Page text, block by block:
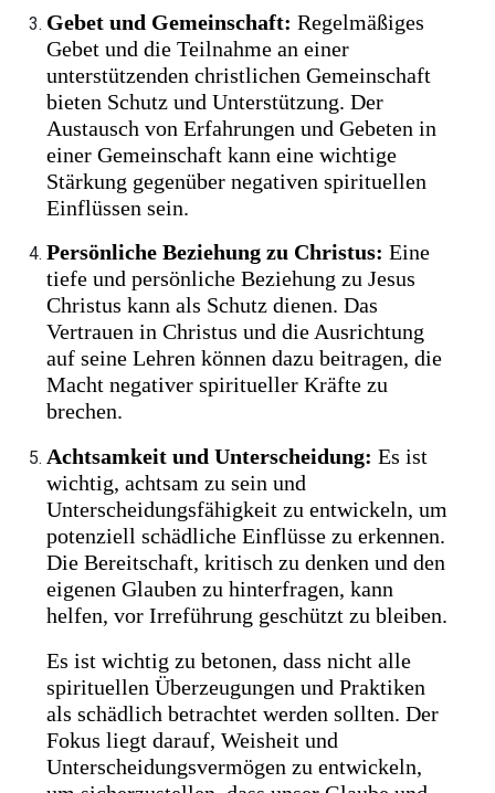
Gebet und Gemeinschaft: Regelmäßiges
Gebet und die Teilnahme an einer
unterstützenden christlichen Gemeinschaft
bieten Schutz und Unterstützung. Der
Austausch von Erfahrungen und Gebeten in
einer Gemeinschaft kann eine wichtige
Stärkung gegenüber negativen spirituellen
Einflüssen sein.
Persönliche Beziehung zu Christus: Eine
tiefe und persönliche Beziehung zu Jesus
Christus kann als Schutz dienen. Das
Vertrauen in Christus und die Ausrichtung
auf seine Lehren können dazu beitragen, die
Macht negativer spiritueller Kräfte zu
brechen.
Achtsamkeit und Unterscheidung: Es ist
wichtig, achtsam zu sein und
Unterscheidungsfähigkeit zu entwickeln, um
potenziell schädliche Einflüsse zu erkennen.
Die Bereitschaft, kritisch zu denken und den
eigenen Glauben zu hinterfragen, kann
helfen, vor Irreführung geschützt zu bleiben.
Es ist wichtig zu betonen, dass nicht alle
spirituellen Überzeugungen und Praktiken
als schädlich betrachtet werden sollten. Der
Fokus liegt darauf, Weisheit und
Unterscheidungsvermögen zu entwickeln,